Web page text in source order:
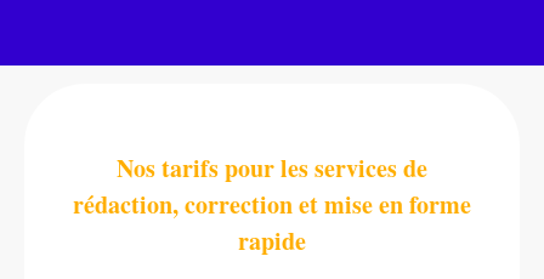
Nos tarifs pour les services de
rédaction, correction et mise en forme
rapide